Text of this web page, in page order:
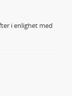
i enlighet med